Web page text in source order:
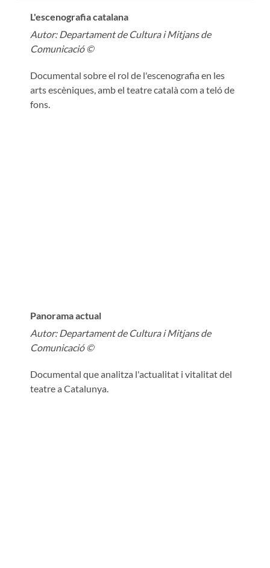
L'escenografia catalana
Autor: Departament de Cultura i Mitjans de
Comunicació ©
Documental sobre el rol de l'escenografia en les
arts escèniques, amb el teatre català com a teló de
fons.
Panorama actual
Autor: Departament de Cultura i Mitjans de
Comunicació ©
Documental que analitza l'actualitat i vitalitat del
teatre a Catalunya.